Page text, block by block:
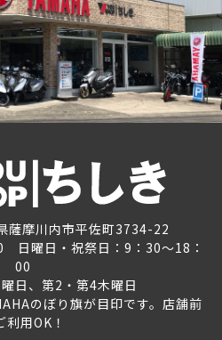
薩摩川内市平佐町3734-22
日曜日・祝祭日：9：30～18：
00
日、第2・第4木曜日
のぼり旗が目印です。店舗前
利用OK！